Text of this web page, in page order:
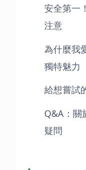
安全第一
注意
為什麼我
獨特魅力
給想嘗試
Q&A：關
疑問